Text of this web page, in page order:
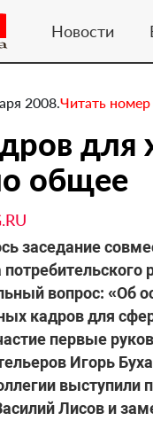
Новости
2008.Читать номер
для
общее
заседание
вопрос: «Об
кадров для
первые
Игорь
выступили
Лисов и